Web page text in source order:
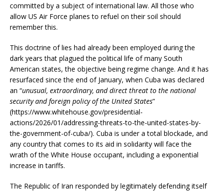
committed by a subject of international law. All those who
allow US Air Force planes to refuel on their soil should
remember this.
This doctrine of lies had already been employed during the
dark years that plagued the political life of many South
American states, the objective being regime change. And it has
resurfaced since the end of January, when Cuba was declared
an “unusual, extraordinary, and direct threat to the national
security and foreign policy of the United States”
(https://www.whitehouse.gov/presidential-
actions/2026/01/addressing-threats-to-the-united-states-by-
the-government-of-cuba/). Cuba is under a total blockade, and
any country that comes to its aid in solidarity will face the
wrath of the White House occupant, including a exponential
increase in tariffs.
The Republic of Iran responded by legitimately defending itself